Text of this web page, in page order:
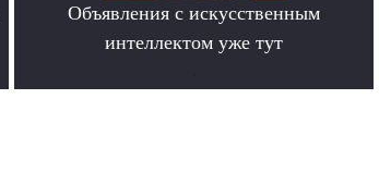
Объявления с искусственным
интеллектом уже тут